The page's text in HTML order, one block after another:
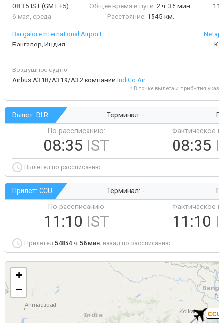
08:35 IST(GMT +5)
6 мая, среда
Общее время в пути: 2 ч. 35 мин.
Расстояние: 1545 км.
Bangalore International Airport
Бангалор, Индия
Воздушное судно:
Airbus A318/A319/A32 компании IndiGo Air
* В точке вылета и прибытия
Вылет: BLR Терминал: -
По рассписанию:
08:35 IST
Фактическое
08:35
Вылетел по рассписанию
Прилет: CCU Терминал: -
По рассписанию
11:10 IST
Фактическое
11:10
Прилетел 54854 ч. 56 мин. назад по рассписанию
+
−